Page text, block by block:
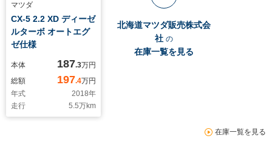
マツダ
CX-5 2.2 XD ディーゼ
ルターボ オートエグ
ゼ仕様
本体 187.3万円
総額
197.4万円
年式
2018年
走行
5.5万km
北海道マツダ販売株式会
社 の
在庫一覧を見る
在庫一覧を見る